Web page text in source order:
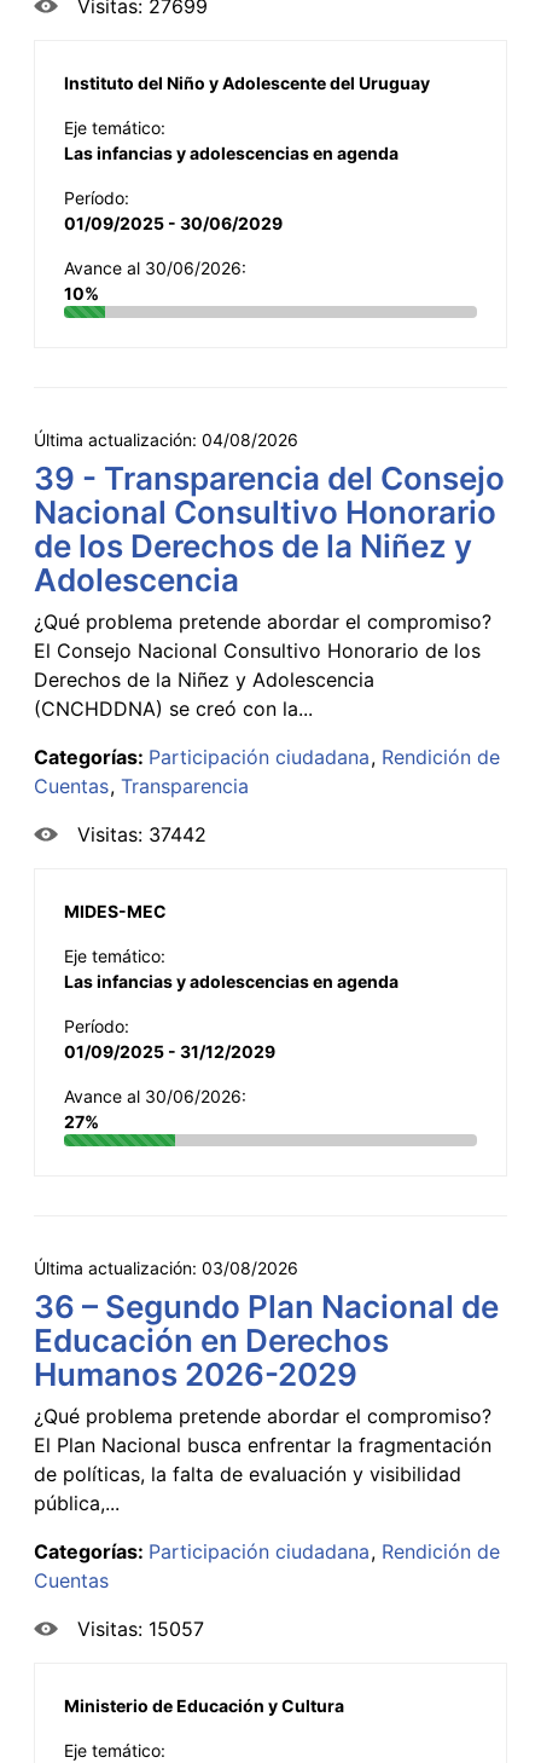
Visitas: 27699
Instituto del Niño y Adolescente del Uruguay
Eje temático:
Las infancias y adolescencias en agenda
Período:
01/09/2025 - 30/06/2029
Avance al 30/06/2026:
10%
Última actualización: 04/08/2026
39 - Transparencia del Consejo
Nacional Consultivo Honorario
de los Derechos de la Niñez y
Adolescencia
¿Qué problema pretende abordar el compromiso?
El Consejo Nacional Consultivo Honorario de los
Derechos de la Niñez y Adolescencia
(CNCHDDNA) se creó con la...
Categorías: Participación ciudadana Rendición de
Cuentas Transparencia
Visitas: 37442
MIDES-MEC
Eje temático:
Las infancias y adolescencias en agenda
Período:
01/09/2025 - 31/12/2029
Avance al 30/06/2026:
27%
Última actualización: 03/08/2026
36 – Segundo Plan Nacional de
Educación en Derechos
Humanos 2026-2029
¿Qué problema pretende abordar el compromiso?
El Plan Nacional busca enfrentar la fragmentación
de políticas, la falta de evaluación y visibilidad
pública,...
Categorías: Participación ciudadana Rendición de
Cuentas
Visitas: 15057
Ministerio de Educación y Cultura
Eje temático: